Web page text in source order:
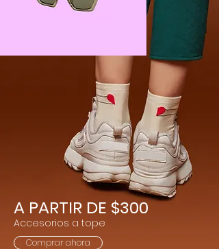
A PARTIR DE $300
Accesorios a tope
Comprar ahora